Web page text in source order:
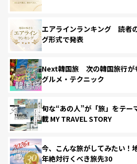
エアラインランキング 読者
グ形式で発表
Next韓国旅 次の韓国旅行が
グルメ・テクニック
旬な“あの人”が「旅」をテー
載 MY TRAVEL STORY
今、こんな旅がしてみたい！
年絶対行くべき旅先30